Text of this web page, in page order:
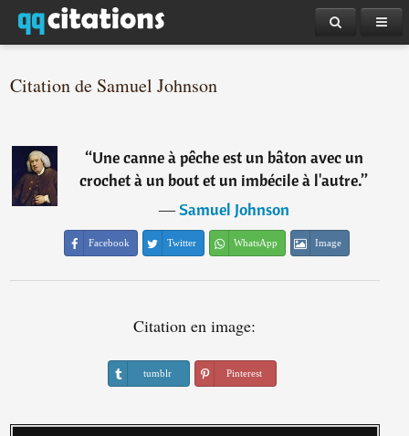
Citation de Samuel Johnson
“Une canne à pêche est un bâton avec un
crochet à un bout et un imbécile à l'autre.”
―Samuel Johnson
Facebook Twitter WhatsApp Image
Citation en image:
tumblr Pinterest